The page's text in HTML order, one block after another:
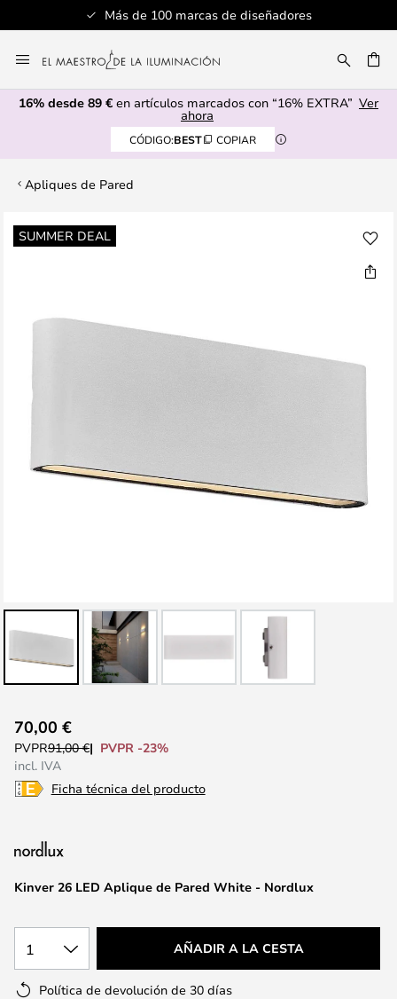
Más de 100 marcas de diseñadores
al
contenido
16% desde 89 € en artículos marcados con “16% EXTRA” Ver
ahora
CÓDIGO:BEST COPIAR
Apliques de Pared
SUMMER DEAL
Saltar
al
comienzo
de
de
Kinver 26 LED Aplique de Pared White - Nordlux
70,00 €
PVPR91,00 €
PVPR -23%
incl. IVA
Ficha técnica del producto
1 AÑADIR A LA CESTA
Política de devolución de 30 días